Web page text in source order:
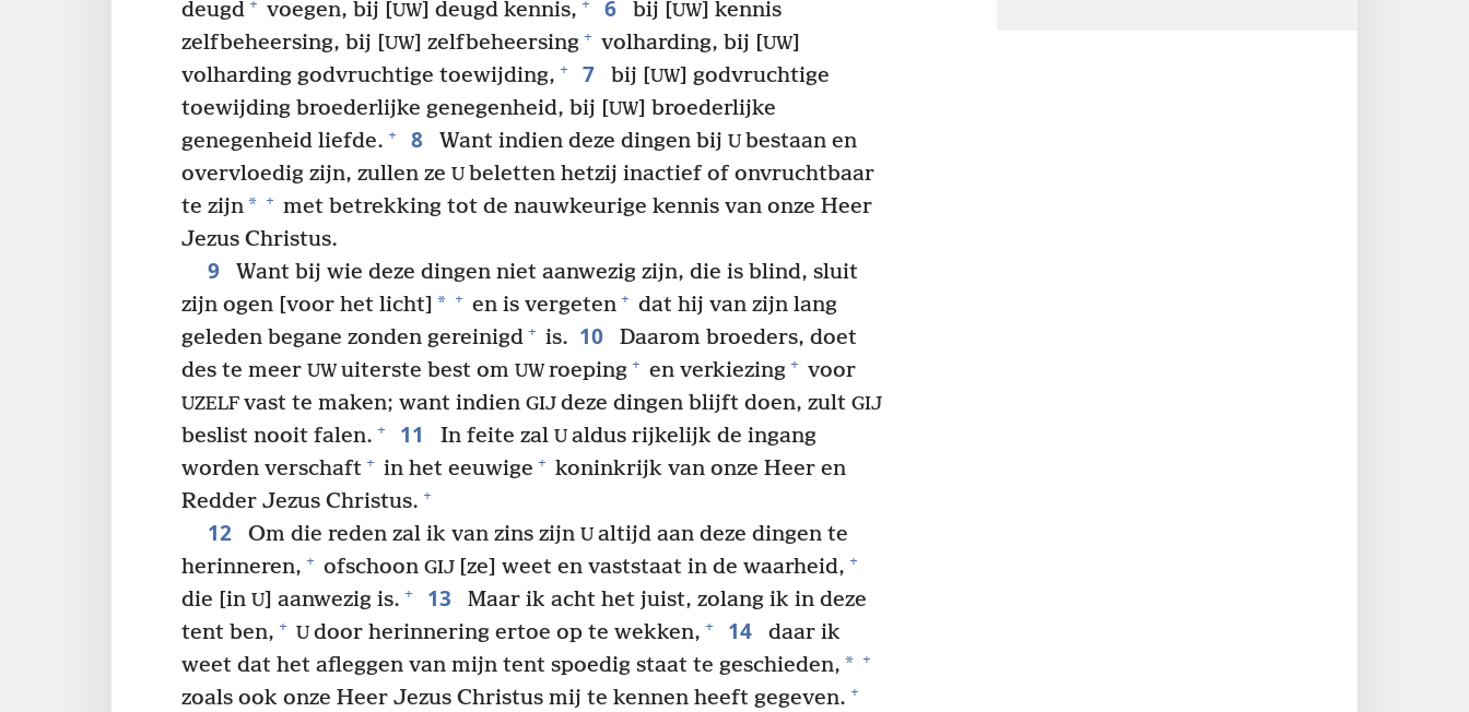
deugd
voegen, bij [UW] deugd kennis, 6 bij [UW] kennis
zelfbeheersing, bij [UW] zelfbeheersing + volharding, bij [UW]
volharding godvruchtige toewijding, + 7 bij [UW] godvruchtige
toewijding broederlijke genegenheid, bij [UW] broederlijke
genegenheid liefde. + 8 Want indien deze dingen bij U bestaan en
overvloedig zijn, zullen ze U beletten hetzij inactief of onvruchtbaar
te zijn* + met betrekking tot de nauwkeurige kennis van onze Heer
Jezus Christus.
9
Want bij wie deze dingen niet aanwezig zijn, die is blind, sluit
zijn ogen [voor het licht] * + en is vergeten + dat hij van zijn lang
geleden begane zonden gereinigd + is. 10
Daarom broeders, doet
des te meer UW uiterste best om UW roeping + en verkiezing + voor
UZELF vast te maken; want indien GIJ deze dingen blijft doen, zult GIJ
beslist nooit falen. + 11 In feite zal U aldus rijkelijk de ingang
worden verschaft + in het eeuwige + koninkrijk van onze Heer en
Redder Jezus Christus. +
12 Om die reden zal ik van zins zijn U altijd aan deze dingen te
herinneren, + ofschoon GIJ [ze] weet en vaststaat in de waarheid, +
die [in U] aanwezig is. + 13
Maar ik acht het juist, zolang ik in deze
tent ben, + U door herinnering ertoe op te wekken, + 14
daar ik
weet dat het afleggen van mijn tent spoedig staat te geschieden, * +
zoals ook onze Heer Jezus Christus mij te kennen heeft gegeven. +